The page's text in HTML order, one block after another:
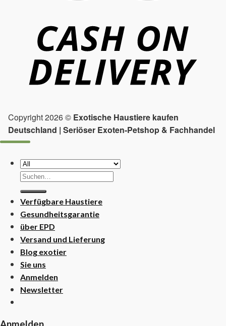
Copyright 2026 © Exotische Haustiere kaufen
Deutschland | Seriöser Exoten-Petshop & Fachhandel
Suchen
nach:
Verfügbare Haustiere
Gesundheitsgarantie
über EPD
Versand und Lieferung
Blog exotier
Sie uns
Anmelden
Newsletter